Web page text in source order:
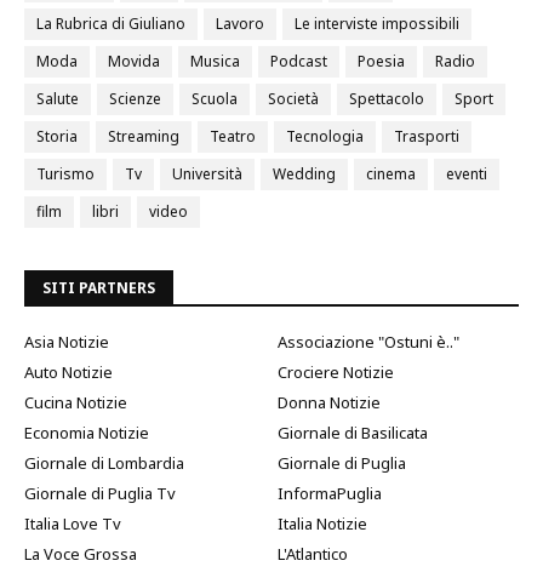
La Rubrica di Giuliano
Lavoro
Le interviste impossibili
Moda
Movida Musica Podcast Poesia
Radio
Salute
Scienze Scuola Società Spettacolo
Sport
Storia
Streaming Teatro Tecnologia
Trasporti
Turismo
Tv Università Wedding cinema
eventi
film
libri video
SITI PARTNERS
Asia Notizie
Associazione "Ostuni è.."
Auto Notizie
Crociere Notizie
Cucina Notizie
Donna Notizie
Economia Notizie
Giornale di Basilicata
Giornale di Lombardia
Giornale di Puglia
Giornale di Puglia Tv
InformaPuglia
Italia Love Tv
Italia Notizie
La Voce Grossa
L'Atlantico